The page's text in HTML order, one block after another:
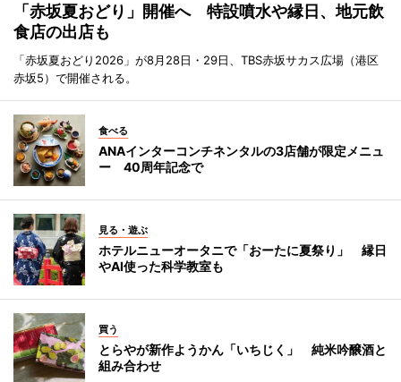
「赤坂夏おどり」開催へ 特設噴水や縁日、地元飲
食店の出店も
「赤坂夏おどり2026」が8月28日・29日、TBS赤坂サカス広場（港区
赤坂5）で開催される。
食べる
ANAインターコンチネンタルの3店舗が限定メニュ
ー 40周年記念で
見る・遊ぶ
ホテルニューオータニで「おーたに夏祭り」 縁日
やAI使った科学教室も
買う
とらやが新作ようかん「いちじく」 純米吟醸酒と
組み合わせ